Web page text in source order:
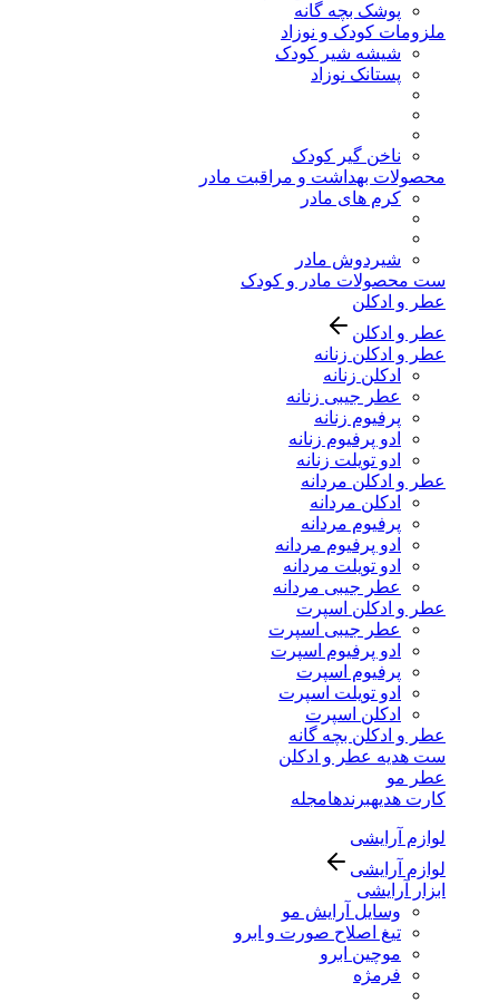
پوشک بچه گانه
ملزومات کودک و نوزاد
شیشه شیر کودک
پستانک نوزاد
ناخن گیر کودک
محصولات بهداشت و مراقبت مادر
کرم های مادر
شیردوش مادر
ست محصولات مادر و کودک
عطر و ادکلن
عطر و ادکلن
عطر و ادکلن زنانه
ادکلن زنانه
عطر جیبی زنانه
پرفیوم زنانه
ادو پرفیوم زنانه
ادو تویلت زنانه
عطر و ادکلن مردانه
ادکلن مردانه
پرفیوم مردانه
ادو پرفیوم مردانه
ادو تویلت مردانه
عطر جیبی مردانه
عطر و ادکلن اسپرت
عطر جیبی اسپرت
ادو پرفیوم اسپرت
پرفیوم اسپرت
ادو تویلت اسپرت
ادکلن اسپرت
عطر و ادکلن بچه گانه
ست هدیه عطر و ادکلن
عطر مو
کارت هدیهبرندهامجله
لوازم آرایشی
لوازم آرایشی
ابزار آرایشی
وسایل آرایش مو
تیغ اصلاح صورت و ابرو
موچین ابرو
فرمژه